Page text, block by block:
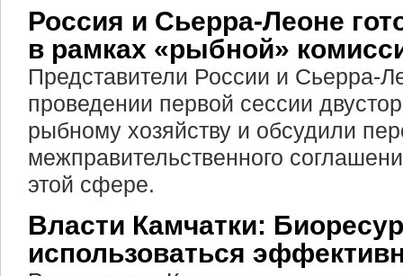
Россия и Сьерра-Леоне
в рамках «рыбной»
Представители России и Сьерра-
проведении первой сессии
рыбному хозяйству и обсудили
межправительственного
этой сфере.
Власти Камчатки:
использоваться